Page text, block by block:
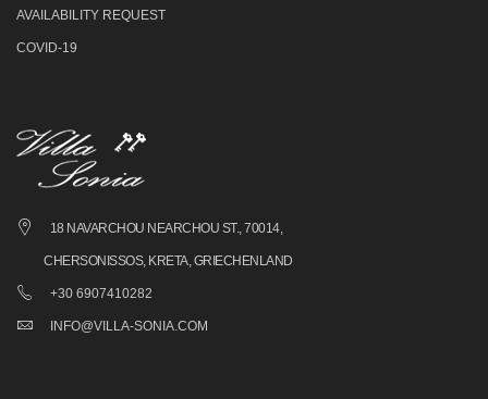
AVAILABILITY REQUEST
COVID-19
18 NAVARCHOU NEARCHOU ST., 70014,
CHERSONISSOS, KRETA, GRIECHENLAND
+30 6907410282
INFO@VILLA-SONIA.COM